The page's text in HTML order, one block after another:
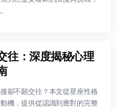
往：深度揭秘心理
卻不願交往？本文從星座性格
機，提供從認識到應對的完整